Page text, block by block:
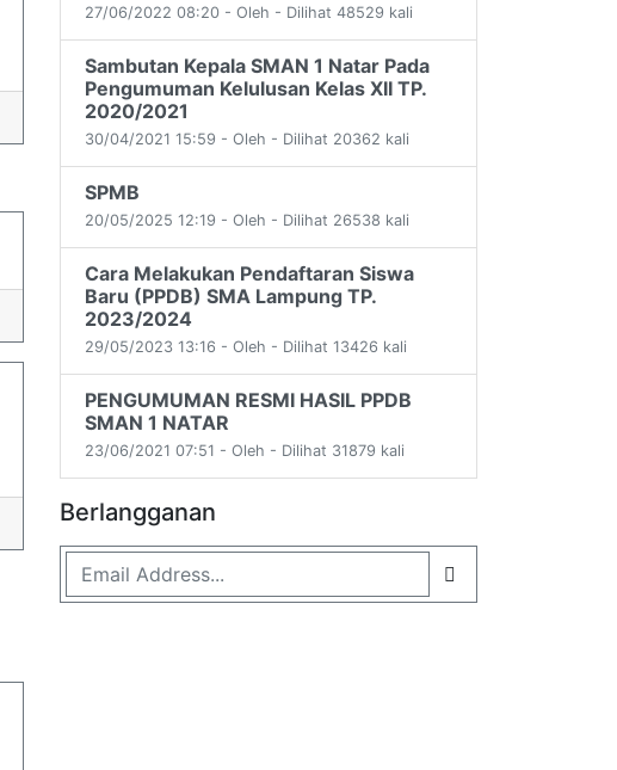
27/06/2022 08:20 - Oleh - Dilihat 48529 kali
Sambutan Kepala SMAN 1 Natar Pada
Pengumuman Kelulusan Kelas XII TP.
2020/2021
30/04/2021 15:59 - Oleh - Dilihat 20362 kali
SPMB
20/05/2025 12:19 - Oleh - Dilihat 26538 kali
Cara Melakukan Pendaftaran Siswa
Baru (PPDB) SMA Lampung TP.
2023/2024
29/05/2023 13:16 - Oleh - Dilihat 13426 kali
PENGUMUMAN RESMI HASIL PPDB
SMAN 1 NATAR
23/06/2021 07:51 - Oleh - Dilihat 31879 kali
Berlangganan